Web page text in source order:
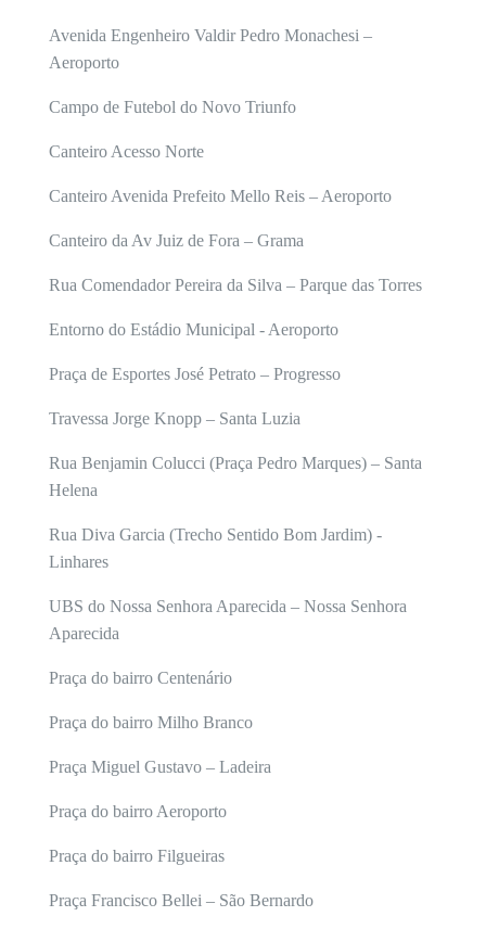
Avenida Engenheiro Valdir Pedro Monachesi –
Aeroporto
Campo de Futebol do Novo Triunfo
Canteiro Acesso Norte
Canteiro Avenida Prefeito Mello Reis – Aeroporto
Canteiro da Av Juiz de Fora – Grama
Rua Comendador Pereira da Silva – Parque das Torres
Entorno do Estádio Municipal - Aeroporto
Praça de Esportes José Petrato – Progresso
Travessa Jorge Knopp – Santa Luzia
Rua Benjamin Colucci (Praça Pedro Marques) – Santa
Helena
Rua Diva Garcia (Trecho Sentido Bom Jardim) -
Linhares
UBS do Nossa Senhora Aparecida – Nossa Senhora
Aparecida
Praça do bairro Centenário
Praça do bairro Milho Branco
Praça Miguel Gustavo – Ladeira
Praça do bairro Aeroporto
Praça do bairro Filgueiras
Praça Francisco Bellei – São Bernardo